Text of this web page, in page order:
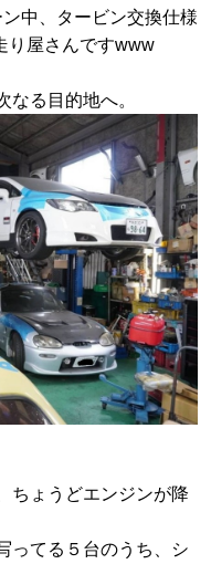
中、タービン交換仕様
り屋さんですwww
なる目的地へ。
ちょうどエンジンが降
ってる５台のうち、シ